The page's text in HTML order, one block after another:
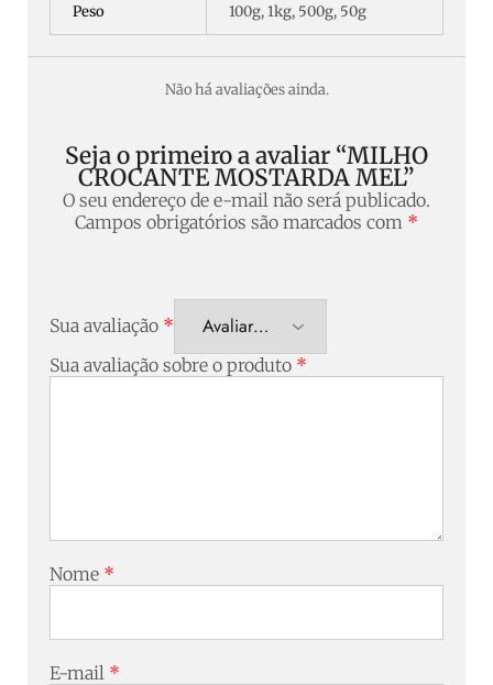
Peso 100g, 1kg, 500g, 50g
Não há avaliações ainda.
Seja o primeiro a avaliar “MILHO
CROCANTE MOSTARDA MEL”
O seu endereço de e-mail não será publicado.
Campos obrigatórios são marcados com *
Sua avaliação *
Sua avaliação sobre o produto *
Nome *
E-mail *